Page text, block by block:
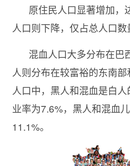
原住民人口显著增加，
人口则下降，仅占总人口数
混血人口大多分布在巴
人则分布在较富裕的东南
人口中，黑人和混血是白
业率为7.6%，黑人和混血
11.1%。